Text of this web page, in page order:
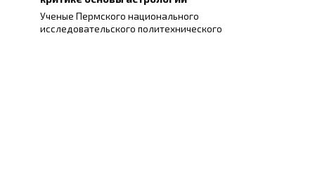
Ученые Пермского национального
исследовательского политехнического